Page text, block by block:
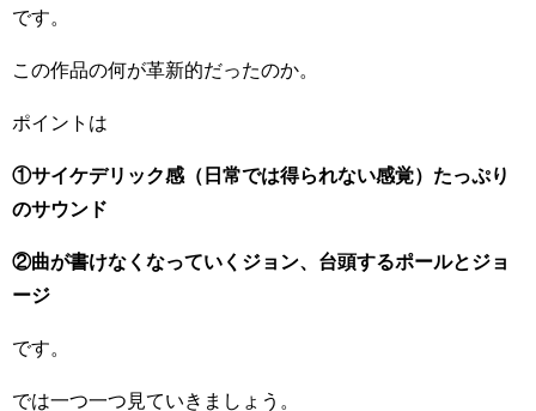
です。
この作品の何が革新的だったのか。
ポイントは
①サイケデリック感（日常では得られない感覚）たっぷり
のサウンド
②曲が書けなくなっていくジョン、台頭するポールとジョ
ージ
です。
では一つ一つ見ていきましょう。